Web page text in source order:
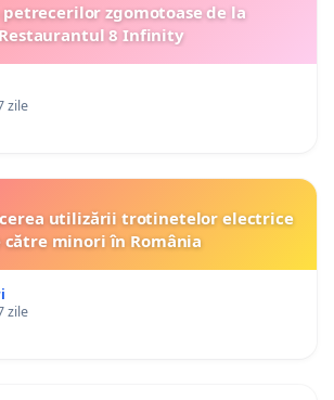
zgomotoase de la
Restaurantul 8 Infinity
zile
utilizării trotinetelor electrice
către minori în România
zile